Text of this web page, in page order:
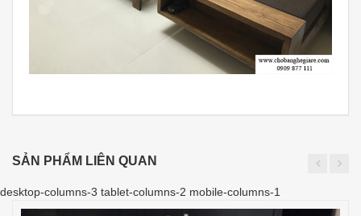
SẢN PHẨM LIÊN QUAN
desktop-columns-3 tablet-columns-2 mobile-columns-1